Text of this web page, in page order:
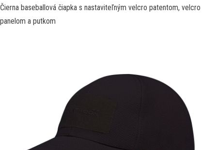
Čierna baseballová čiapka s nastaviteľným velcro patentom, velcro
panelom a putkom